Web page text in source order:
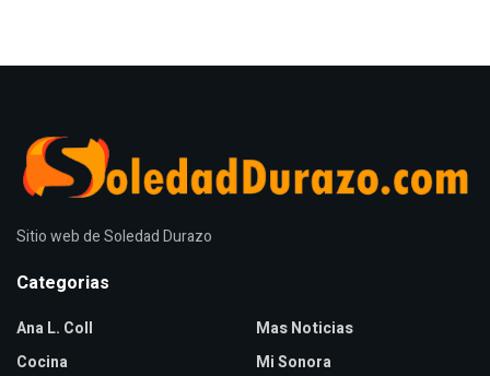
Sitio web de Soledad Durazo
Categorias
Ana L. Coll
Cocina
Mas Noticias
Mi Sonora